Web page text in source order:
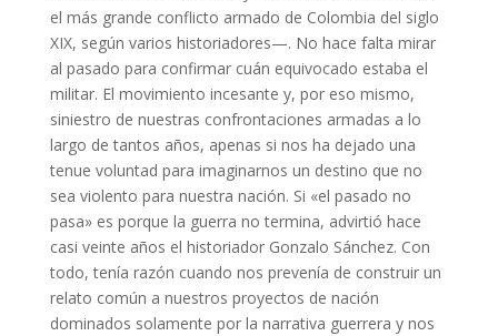
el más grande conflicto armado de Colombia del siglo
XIX, según varios historiadores—. No hace falta mirar
al pasado para confirmar cuán equivocado estaba el
militar. El movimiento incesante y, por eso mismo,
siniestro de nuestras confrontaciones armadas a lo
largo de tantos años, apenas si nos ha dejado una
tenue voluntad para imaginarnos un destino que no
sea violento para nuestra nación. Si «el pasado no
pasa» es porque la guerra no termina, advirtió hace
casi veinte años el historiador Gonzalo Sánchez. Con
todo, tenía razón cuando nos prevenía de construir un
relato común a nuestros proyectos de nación
dominados solamente por la narrativa guerrera y nos